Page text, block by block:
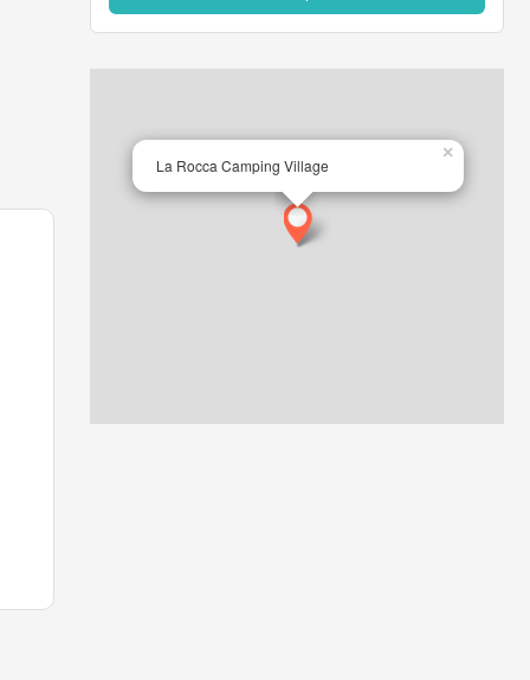
La Rocca Camping Village
×